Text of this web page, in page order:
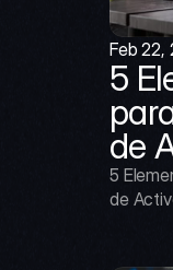
Feb 22,
5
de
5
de